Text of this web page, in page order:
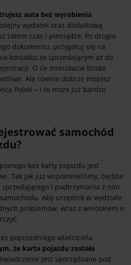
auta bez wyrobienia
wydatek oraz dodatkową
zatem czas i pieniądze. Po drugie,
dokumentu, przygotuj się na
kontaktu ze sprzedającym aż do
O ile mieszkacie blisko
Ale równie dobrze możesz
Polski – i to może już bardzo
samochód
bez karty pojazdu jest
Tak jak już wspomnieliśmy, będzie
i podtrzymania z nim
Aby urzędnik w wydziale
problemów, wraz z wnioskiem o
poprzedniego właściciela
że karta pojazdu została
jest sporządzane pod